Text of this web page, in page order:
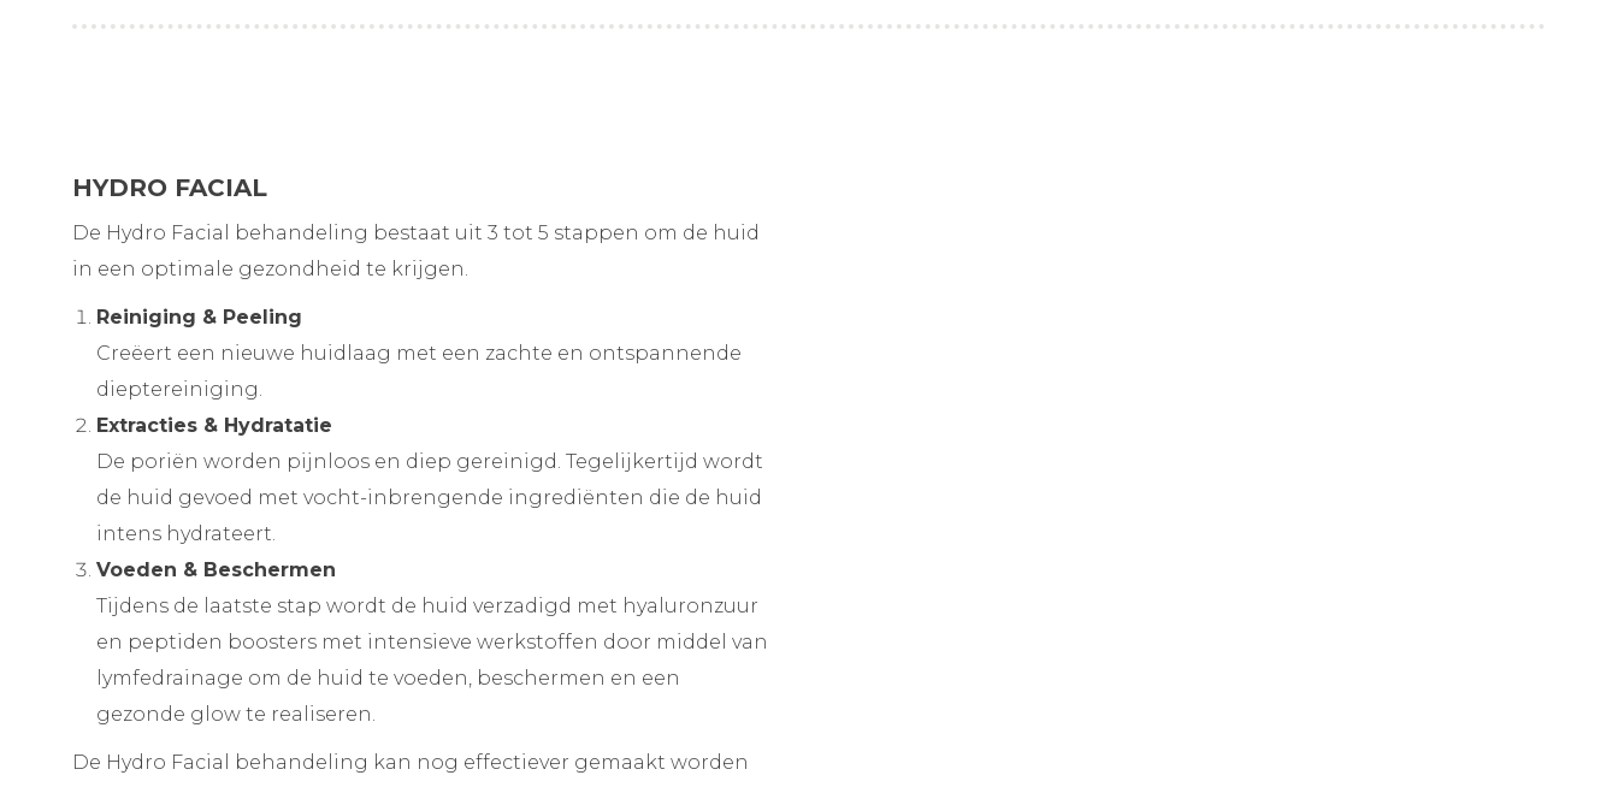
HYDRO FACIAL
De Hydro Facial behandeling bestaat uit 3 tot 5 stappen om de huid
in een optimale gezondheid te krijgen.
Reiniging & Peeling
Creëert een nieuwe huidlaag met een zachte en ontspannende
dieptereiniging.
Extracties & Hydratatie
De poriën worden pijnloos en diep gereinigd. Tegelijkertijd wordt
de huid gevoed met vocht-inbrengende ingrediënten die de huid
intens hydrateert.
Voeden & Beschermen
Tijdens de laatste stap wordt de huid verzadigd met hyaluronzuur
en peptiden boosters met intensieve werkstoffen door middel van
lymfedrainage om de huid te voeden, beschermen en een
gezonde glow te realiseren.
De Hydro Facial behandeling kan nog effectiever gemaakt worden